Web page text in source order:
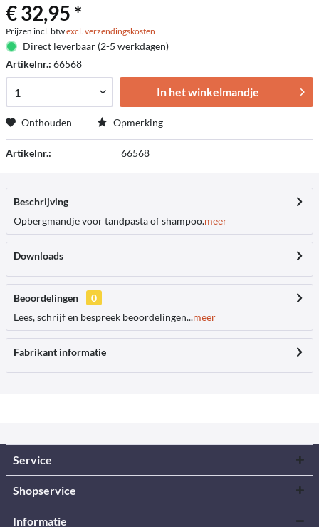
€ 32,95 *
Prijzen incl. btwexcl. verzendingskosten
Direct leverbaar (2-5 werkdagen)
Artikelnr.: 66568
In het winkelmandje
Onthouden Opmerking
Artikelnr.: 66568
Beschrijving
Opbergmandje voor tandpasta of shampoo.meer
Downloads
Beoordelingen
0
Lees, schrijf en bespreek beoordelingen...meer
Fabrikant informatie
Service
Shopservice
Informatie